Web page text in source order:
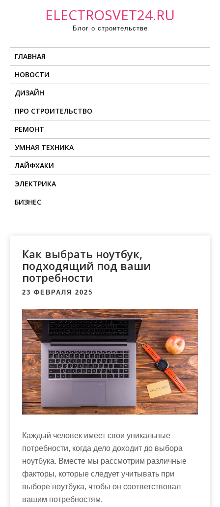
ELECTROSVET24.RU
Блог о строительстве
ГЛАВНАЯ
НОВОСТИ
ДИЗАЙН
ПРО СТРОИТЕЛЬСТВО
РЕМОНТ
УМНАЯ ТЕХНИКА
ЛАЙФХАКИ
ЭЛЕКТРИКА
БИЗНЕС
Как выбрать ноутбук,
подходящий под ваши
потребности
23 ФЕВРАЛЯ 2025
Каждый человек имеет свои уникальные
потребности, когда дело доходит до выбора
ноутбука. Вместе мы рассмотрим различные
факторы, которые следует учитывать при
выборе ноутбука, чтобы он соответствовал
вашим потребностям.